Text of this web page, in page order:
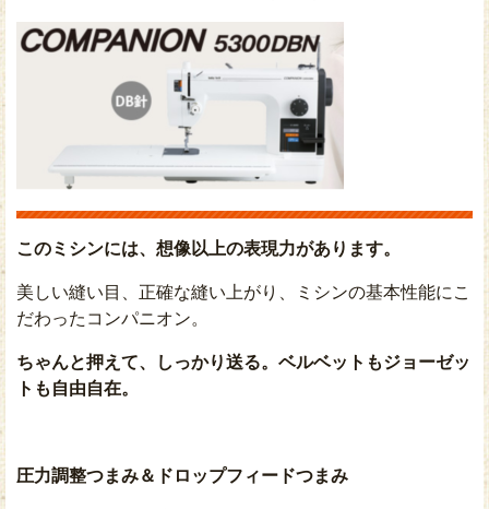
このミシンには、想像以上の表現力があります。
美しい縫い目、正確な縫い上がり、ミシンの基本性能にこ
だわったコンパニオン。
ちゃんと押えて、しっかり送る。ベルベットもジョーゼッ
トも自由自在。
圧力調整つまみ＆ドロップフィードつまみ